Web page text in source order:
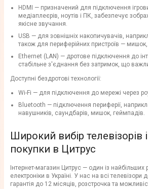
HDMI — призначений для підключення
медіаплеєрів, ноутів і ПК, забезпечує
якісне звучання.
USB — для зовнішніх накопичувачів,
також для периферійних пристроїв — мишок,
Ethernet (LAN) — дротове підключення до
стабільне з'єднання без затримок, що
Доступні бездротові технології:
Wi-Fi — для підключення до мережі через
Bluetooth — підключення периферії,
навушників, саундбарів, мишок, геймпадів.
Широкий вибір телевізорів
покупки в Цитрус
Інтернет-магазин Цитрус — один із найбільших
електроніки в Україні. У нас на всі телевізори
гарантія до 12 місяців, розстрочка та